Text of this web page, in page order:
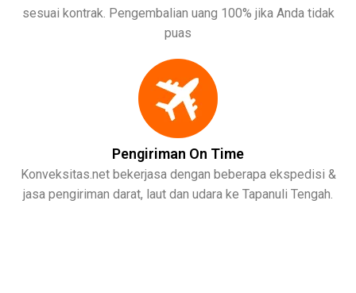
sesuai kontrak. Pengembalian uang 100% jika Anda tidak
puas
Pengiriman On Time
Konveksitas.net bekerjasa dengan beberapa ekspedisi &
jasa pengiriman darat, laut dan udara ke Tapanuli Tengah.